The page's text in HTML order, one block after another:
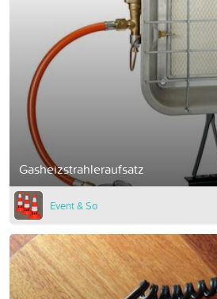
Gasheizstrahleraufsatz
Event & So